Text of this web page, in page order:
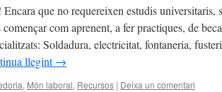
que no requereixen estudis universitaris,
començar com aprenent, a fer practiques, de
Soldadura, electricitat, fontaneria,
llegint→
, Món laboral, Recursos | Deixa un comentari